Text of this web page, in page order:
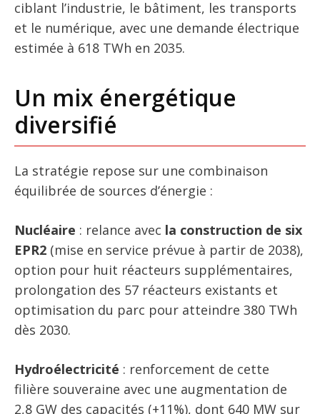
ciblant l’industrie, le bâtiment, les transports
et le numérique, avec une demande électrique
estimée à 618 TWh en 2035.
Un mix énergétique
diversifié
La stratégie repose sur une combinaison
équilibrée de sources d’énergie :
Nucléaire : relance avec la construction de six
EPR2 (mise en service prévue à partir de 2038),
option pour huit réacteurs supplémentaires,
prolongation des 57 réacteurs existants et
optimisation du parc pour atteindre 380 TWh
dès 2030.
Hydroélectricité : renforcement de cette
filière souveraine avec une augmentation de
2,8 GW des capacités (+11%), dont 640 MW sur